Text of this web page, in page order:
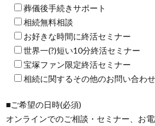
葬儀後手続きサポート
相続無料相談
お好きな時間に終活セミナー
世界一(?)短い10分終活セミナー
宝塚ファン限定終活セミナー
相続に関するその他のお問い合わせ
■ご希望の日時(必須)
オンラインでのご相談・セミナー、お